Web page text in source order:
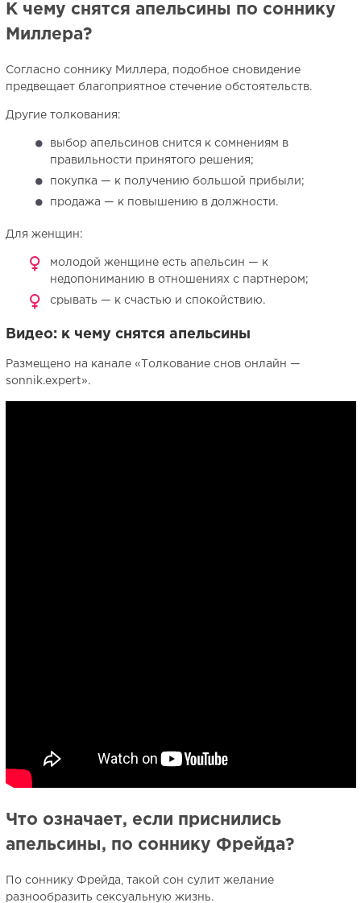
К чему снятся апельсины по соннику
Миллера?
Согласно соннику Миллера, подобное сновидение
предвещает благоприятное стечение обстоятельств.
Другие толкования:
выбор апельсинов снится к сомнениям в
правильности принятого решения;
покупка — к получению большой прибыли;
продажа — к повышению в должности.
Для женщин:
молодой женщине есть апельсин — к
недопониманию в отношениях с партнером;
срывать — к счастью и спокойствию.
Видео: к чему снятся апельсины
Размещено на канале «Толкование снов онлайн —
sonnik.expert».
Что означает, если приснились
апельсины, по соннику Фрейда?
По соннику Фрейда, такой сон сулит желание
разнообразить сексуальную жизнь.